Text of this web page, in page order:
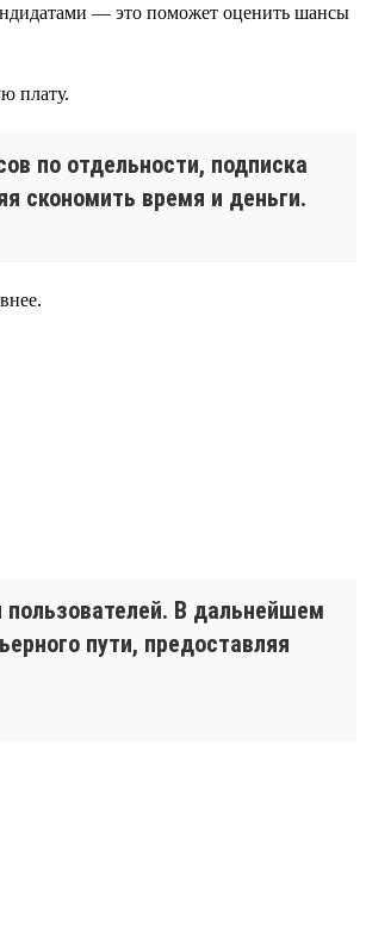
— это поможет оценить шансы
плату.
по отдельности, подписка
скономить время и деньги.
В дальнейшем
пути, предоставляя